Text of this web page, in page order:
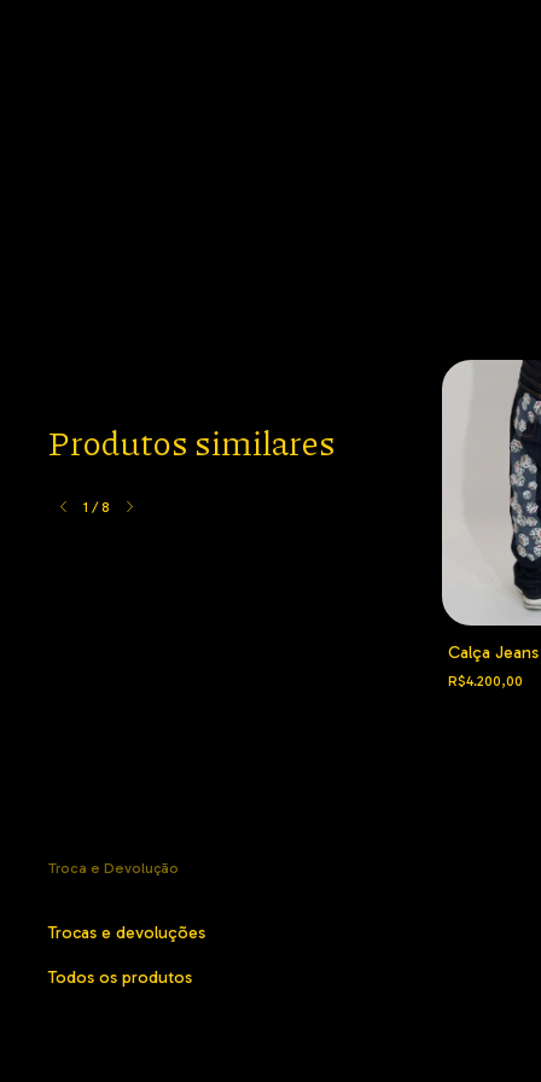
Produtos similares
1 /8
Calça
R$4.200,00
Troca e Devolução
Trocas e devoluções
Todos os produtos